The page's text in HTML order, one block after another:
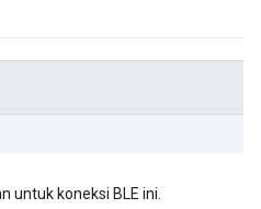
untuk koneksi BLE ini.